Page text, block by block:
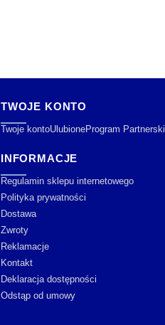
TWOJE KONTO
Twoje kontoUlubioneProgram Partnerski
INFORMACJE
Regulamin sklepu internetowego
Polityka prywatności
Dostawa
Zwroty
Reklamacje
Kontakt
Deklaracja dostępności
Odstąp od umowy